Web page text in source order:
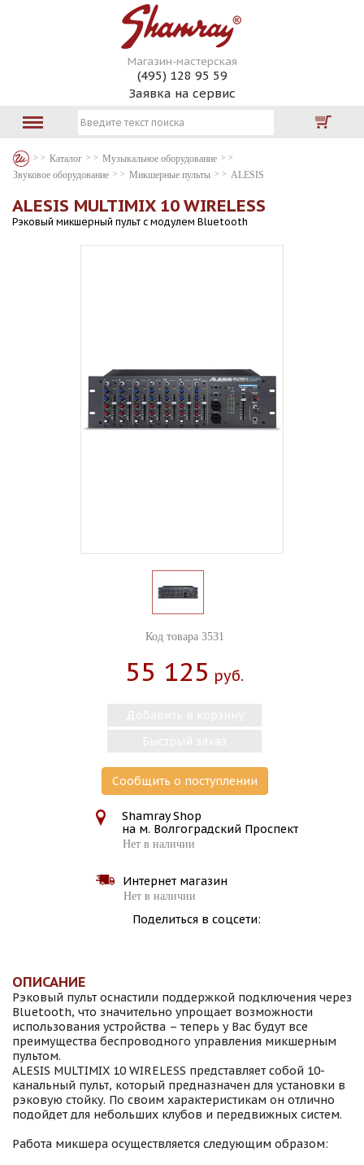
Магазин-мастерская
(495) 128 95 59
Заявка на сервис
Каталог
Музыкальное оборудование
Звуковое оборудование
Микшерные пульты ALESIS
ALESIS MULTIMIX 10 WIRELESS
Рэковый микшерный пульт с модулем Bluetooth
Код товара 3531
55 125 Руб.
Сообщить о поступлении
Shamray Shop
на м. Волгоградский Проспект
Нет в наличии
Интернет магазин
Нет в наличии
Поделиться в соцсети:
ОПИСАНИЕ
Рэковый пульт оснастили поддержкой подключения через
Bluetooth, что значительно упрощает возможности
использования устройства – теперь у Вас будут все
преимущества беспроводного управления микшерным
пультом.
ALESIS MULTIMIX 10 WIRELESS представляет собой 10-
канальный пульт, который предназначен для установки в
рэковую стойку. По своим характеристикам он отлично
подойдет для небольших клубов и передвижных систем.
Работа микшера осуществляется следующим образом: